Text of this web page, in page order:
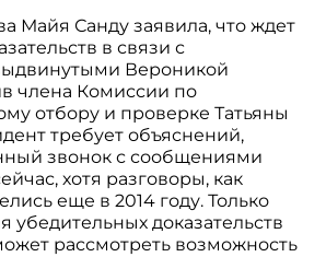
Майя Санду заявила, что ждет
в связи с
Вероникой
члена Комиссии по
отбору и проверке Татьяны
требует объяснений,
звонок с сообщениями
хотя разговоры, как
еще в 2014 году. Только
убедительных доказательств
рассмотреть возможность